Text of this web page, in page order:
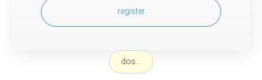
register
dos...